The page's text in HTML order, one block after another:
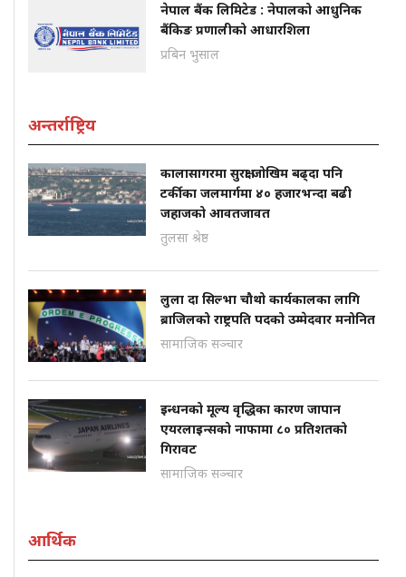
नेपाल बैंक लिमिटेड : नेपालको आधुनिक
बैंकिङ प्रणालीको आधारशिला
प्रबिन भुसाल
अन्तर्राष्ट्रिय
कालासागरमा सुरक्षा जोखिम बढ्दा पनि
टर्कीका जलमार्गमा ४० हजारभन्दा बढी
जहाजको आवतजावत
तुलसा श्रेष्ठ
लुला दा सिल्भा चौथो कार्यकालका लागि
ब्राजिलको राष्ट्रपति पदको उम्मेदवार मनोनित
सामाजिक सञ्चार
इन्धनको मूल्य वृद्धिका कारण जापान
एयरलाइन्सको नाफामा ८० प्रतिशतको
गिरावट
सामाजिक सञ्चार
आर्थिक